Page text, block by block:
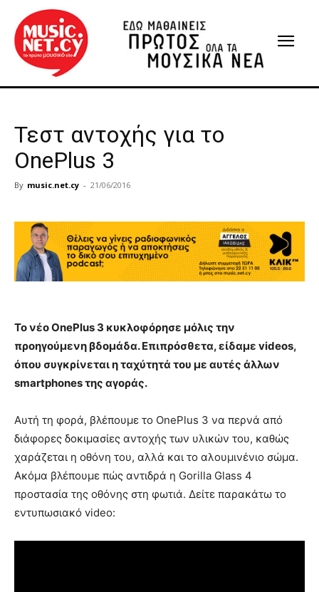
Τεστ αντοχής για το
OnePlus 3
By music.net.cy - 21/06/2016
Το νέο OnePlus 3 κυκλοφόρησε μόλις την
προηγούμενη βδομάδα. Επιπρόσθετα, είδαμε videos,
όπου συγκρίνεται η ταχύτητά του με αυτές άλλων
smartphones της αγοράς.
Αυτή τη φορά, βλέπουμε το OnePlus 3 να περνά από
διάφορες δοκιμασίες αντοχής των υλικών του, καθώς
χαράζεται η οθόνη του, αλλά και το αλουμινένιο σώμα.
Ακόμα βλέπουμε πώς αντιδρά η Gorilla Glass 4
προστασία της οθόνης στη φωτιά. Δείτε παρακάτω το
εντυπωσιακό video: